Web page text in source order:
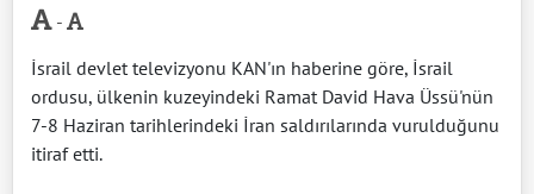
-
İsrail devlet televizyonu KAN'ın haberine göre, İsrail
ordusu, ülkenin kuzeyindeki Ramat David Hava Üssü'nün
7-8 Haziran tarihlerindeki İran saldırılarında vurulduğunu
itiraf etti.